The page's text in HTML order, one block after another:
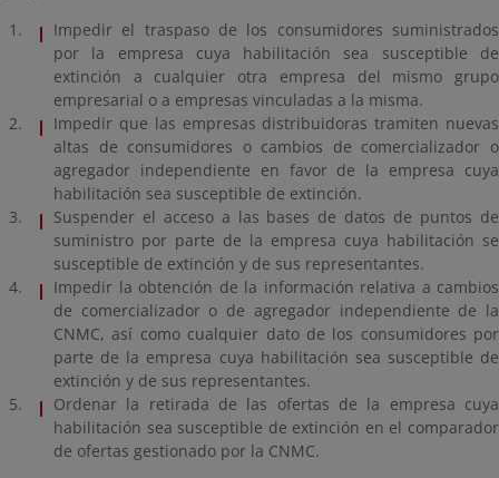
Impedir el traspaso de los consumidores suministrados
por la empresa cuya habilitación sea susceptible de
extinción a cualquier otra empresa del mismo grupo
empresarial o a empresas vinculadas a la misma.
Impedir que las empresas distribuidoras tramiten nuevas
altas de consumidores o cambios de comercializador o
agregador independiente en favor de la empresa cuya
habilitación sea susceptible de extinción.
Suspender el acceso a las bases de datos de puntos de
suministro por parte de la empresa cuya habilitación se
susceptible de extinción y de sus representantes.
Impedir la obtención de la información relativa a cambios
de comercializador o de agregador independiente de la
CNMC, así como cualquier dato de los consumidores por
parte de la empresa cuya habilitación sea susceptible de
extinción y de sus representantes.
Ordenar la retirada de las ofertas de la empresa cuya
habilitación sea susceptible de extinción en el comparador
de ofertas gestionado por la CNMC.